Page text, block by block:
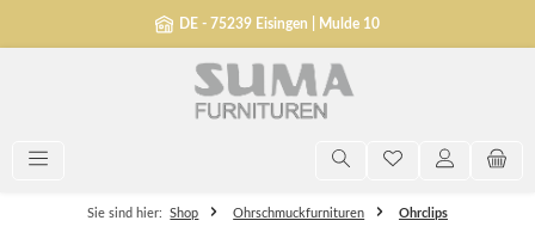
DE - 75239 Eisingen | Mulde 10
Sie sind hier: Shop Ohrschmuckfurnituren Ohrclips